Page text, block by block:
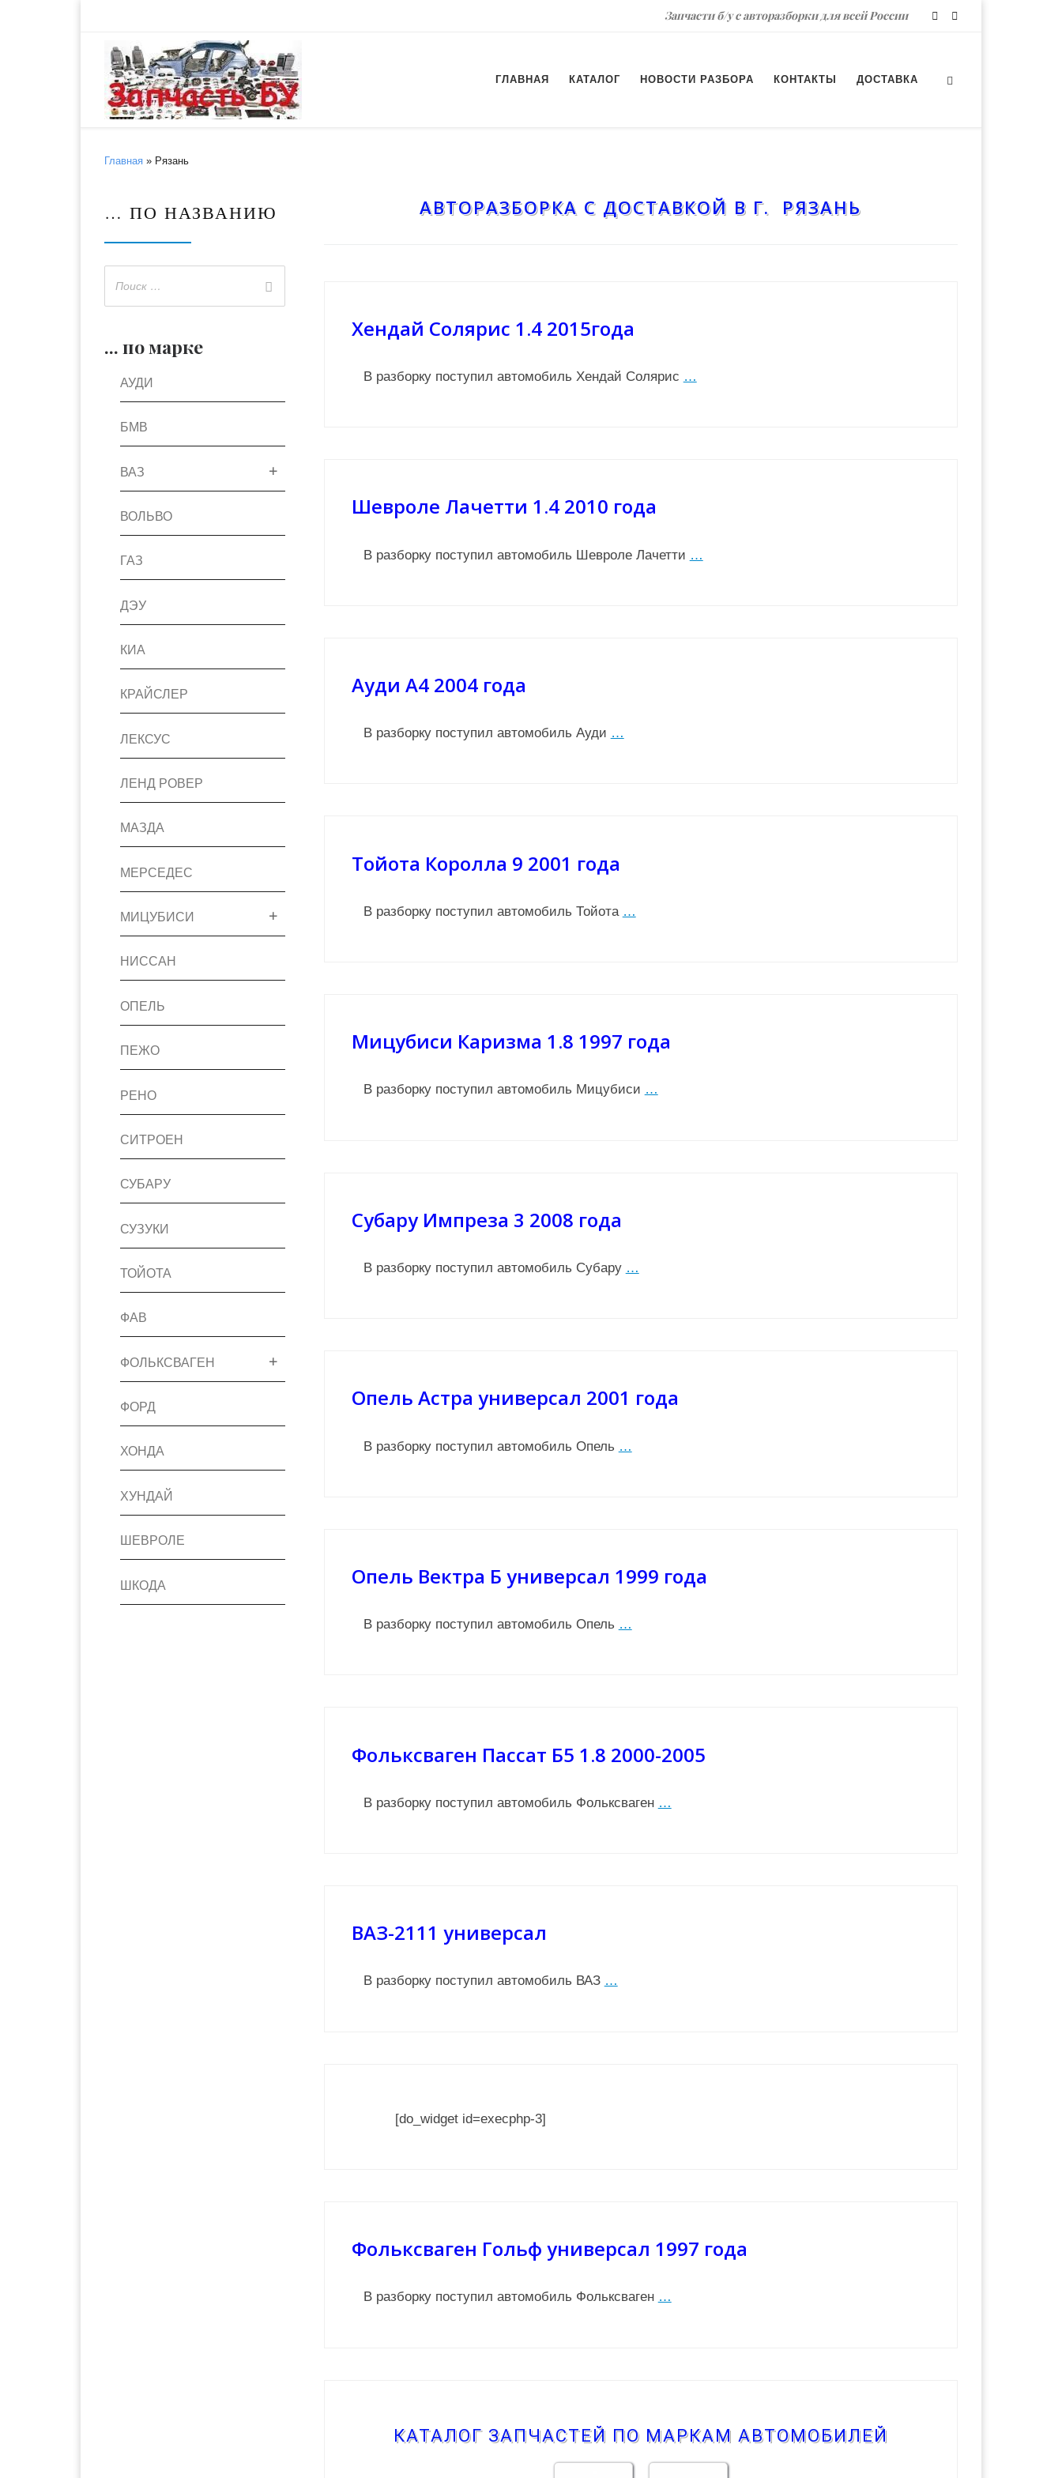
Запчасти б/у с авторазборки для всей России
ГЛАВНАЯ КАТАЛОГ НОВОСТИ РАЗБОРА КОНТАКТЫ ДОСТАВКА
Главная » Рязань
АВТОРАЗБОРКА С ДОСТАВКОЙ В Г. РЯЗАНЬ
Хендай Солярис 1.4 2015года
В разборку поступил автомобиль Хендай Солярис …
Шевроле Лачетти 1.4 2010 года
В разборку поступил автомобиль Шевроле Лачетти …
Ауди А4 2004 года
В разборку поступил автомобиль Ауди …
Тойота Королла 9 2001 года
В разборку поступил автомобиль Тойота …
Мицубиси Каризма 1.8 1997 года
В разборку поступил автомобиль Мицубиси …
Субару Импреза 3 2008 года
В разборку поступил автомобиль Субару …
Опель Астра универсал 2001 года
В разборку поступил автомобиль Опель …
Опель Вектра Б универсал 1999 года
В разборку поступил автомобиль Опель …
Фольксваген Пассат Б5 1.8 2000-2005
В разборку поступил автомобиль Фольксваген …
ВАЗ-2111 универсал
В разборку поступил автомобиль ВАЗ …
[do_widget id=execphp-3]
Фольксваген Гольф универсал 1997 года
В разборку поступил автомобиль Фольксваген …
КАТАЛОГ ЗАПЧАСТЕЙ ПО МАРКАМ АВТОМОБИЛЕЙ
… ПО НАЗВАНИЮ
... по марке
АУДИ
БМВ
ВАЗ
ВОЛЬВО
ГАЗ
ДЭУ
КИА
КРАЙСЛЕР
ЛЕКСУС
ЛЕНД РОВЕР
МАЗДА
МЕРСЕДЕС
МИЦУБИСИ
НИССАН
ОПЕЛЬ
ПЕЖО
РЕНО
СИТРОЕН
СУБАРУ
СУЗУКИ
ТОЙОТА
ФАВ
ФОЛЬКСВАГЕН
ФОРД
ХОНДА
ХУНДАЙ
ШЕВРОЛЕ
ШКОДА